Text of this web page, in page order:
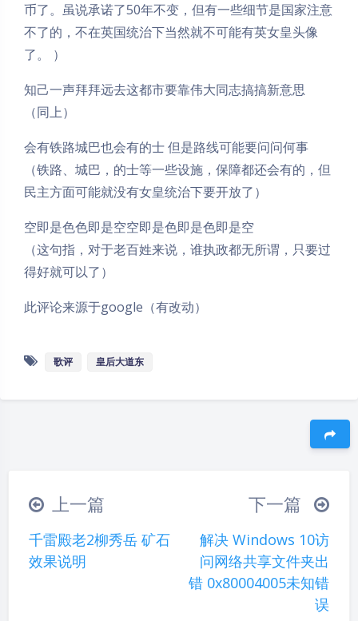
夜间模式
Sans Serif Serif
浅阴影 深阴影
币了。虽说承诺了50年不变，但有一些细节是国家注意
不了的，不在英国统治下当然就不可能有英女皇头像
了。 ）
知己一声拜拜远去这都市要靠伟大同志搞搞新意思
（同上）
会有铁路城巴也会有的士 但是路线可能要问问何事
（铁路、城巴，的士等一些设施，保障都还会有的，但
民主方面可能就没有女皇统治下要开放了）
空即是色色即是空空即是色即是色即是空
（这句指，对于老百姓来说，谁执政都无所谓，只要过
得好就可以了）
此评论来源于google（有改动）
歌评 皇后大道东
上一篇
千雷殿老2柳秀岳 矿石
效果说明
下一篇
解决 Windows 10访
问网络共享文件夹出
错 0x80004005未知错
误